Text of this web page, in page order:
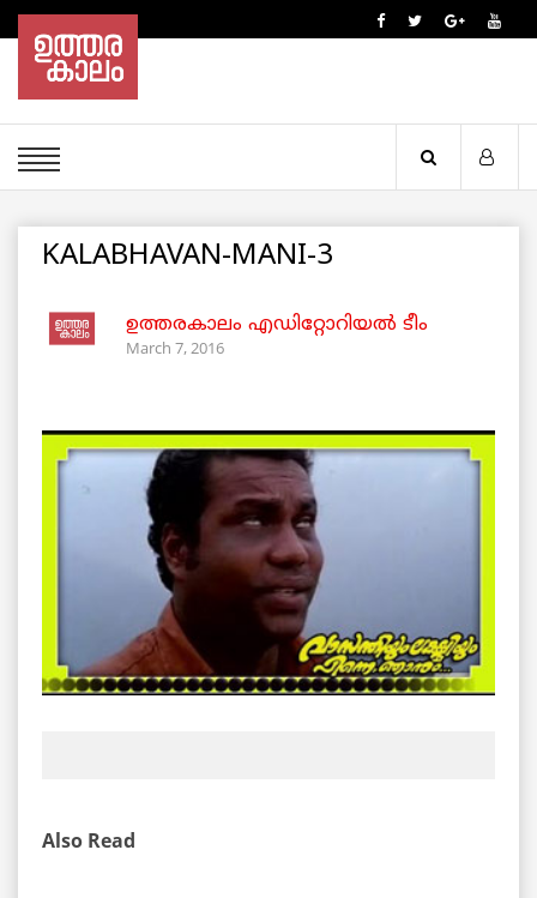
KALABHAVAN-MANI-3
ഉത്തരകാലം എഡിറ്റോറിയല്‍ ടീം
March 7, 2016
Also Read